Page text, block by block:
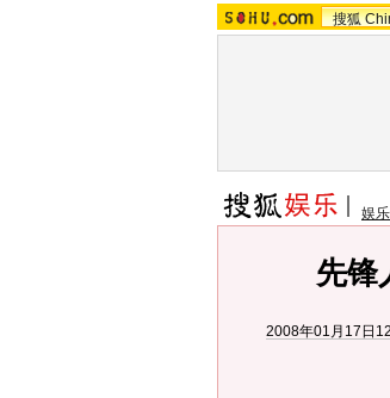
搜狐
娱
先锋
2008年01月17日